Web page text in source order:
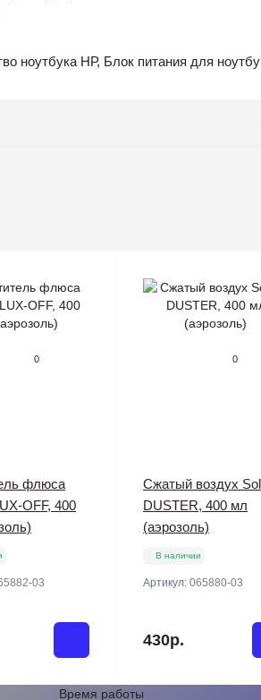
ноутбука НР, Блок питания для
0
флюса
OFF, 400
03
0
Сжатый воздух
DUSTER, 400 мл
(аэрозоль)
В наличии
Артикул: 065880-03
430р.
Время работы